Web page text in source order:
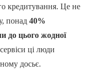
кредитування. Це не
понад 40%
до цього жодної
ці люди
досьє.